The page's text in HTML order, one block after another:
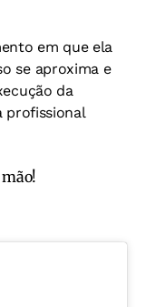
em que ela
se aproxima e
da
profissional